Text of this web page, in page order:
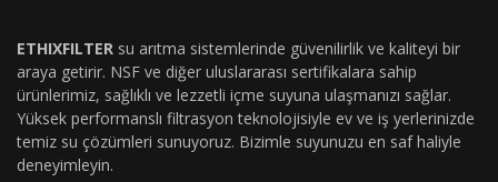
ETHIXFILTER su arıtma sistemlerinde güvenilirlik ve kaliteyi bir
araya getirir. NSF ve diğer uluslararası sertifikalara sahip
ürünlerimiz, sağlıklı ve lezzetli içme suyuna ulaşmanızı sağlar.
Yüksek performanslı filtrasyon teknolojisiyle ev ve iş yerlerinizde
temiz su çözümleri sunuyoruz. Bizimle suyunuzu en saf haliyle
deneyimleyin.